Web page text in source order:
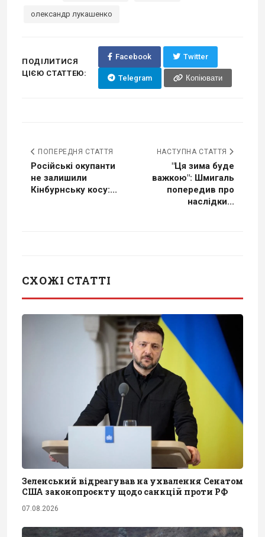
олександр лукашенко
ПОДІЛИТИСЯ
ЦІЄЮ СТАТТЕЮ:
Facebook Twitter
Telegram Копіювати
ПОПЕРЕДНЯ СТАТТЯ
Російські окупанти
не залишили
Кінбурнську косу:...
НАСТУПНА СТАТТЯ
"Ця зима буде
важкою": Шмигаль
попередив про
наслідки...
СХОЖІ СТАТТІ
Зеленський відреагував на ухвалення Сенатом
США законопроєкту щодо санкцій проти РФ
07.08.2026